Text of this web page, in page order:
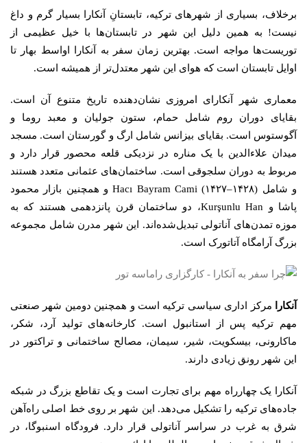
برخلاف، بسیاری از شهرهای ترکیه، تابستانِ آنکارا بسیار گرم و داغ
نیست! به همین دلیل این شهر در تابستان‌ها با خیل عظیمی از
توریست‌ها مواجه است. بهترین زمان سفر به آنکارا اواسط بهار تا
اوایل تابستان است که هوای این شهر معتدل‌تر از همیشه است.
معماری شهر آنکارای امروزی نشان‌دهنده تاریخ متنوع آن است.
بقایای دوران روم شامل حمام، ستون جولیان و معبد روما و
آگوستوس است. بقایای بیزانس شامل ارگ و گورستان است. مسجد
میدان علاءالدین با یک مناره در نزدیکی قلعه محصور قرار دارد و
مربوط به دوران سلجوقی است. ساختمان‌های عثمانی متعدد هستند
و شامل Hacı Bayram Cami (۱۴۲۷–۱۴۲۸) و همچنین بازار محمود
پاشا و Kurşunlu Han، دو ساختمان قرن پانزدهمی هستند که به
موزه تمدن‌های آناتولی تبدیل‌شده‌اند. این شهر مدرن شامل مجموعه
بزرگ آرامگاه آتاتورک است.
آنکارا
مرکز اداری سیاسی ترکیه است و همچنین دومین شهر صنعتی
مهم ترکیه پس از استانبول است. کارخانه‌های تولید آرد، شکر،
ماکارونی، بیسکویت، شیر، سیمان، مصالح ساختمانی و تراکتور در
این شهر رونق زیادی دارند.
آنکارا یک چهارراه مهم برای تجارت است و یک تقاطع بزرگ در شبکه
جاده‌های ترکیه را تشکیل می‌دهد. این شهر بر روی خط اصلی راه‌آهن
شرق به غرب در سراسر آناتولی قرار دارد. فرودگاه اسنبوگا، در